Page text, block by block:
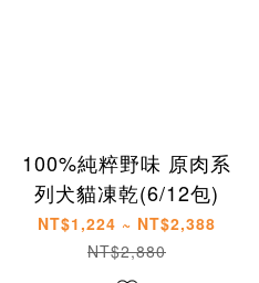
100%純粹野味 原肉系
列犬貓凍乾(6/12包)
NT$1,224 ~ NT$2,388
NT$2,880